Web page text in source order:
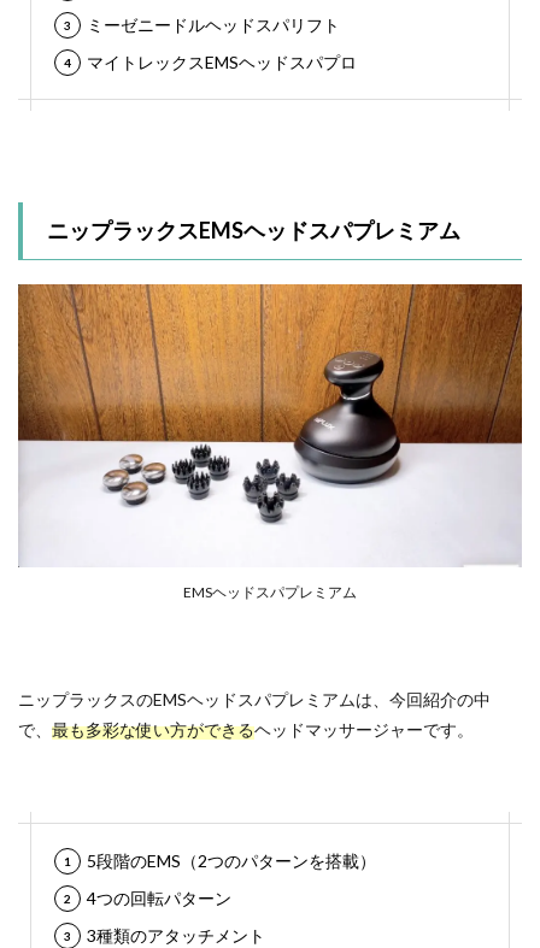
ミーゼニードルヘッドスパリフト
マイトレックスEMSヘッドスパプロ
ニップラックスEMSヘッドスパプレミアム
EMSヘッドスパプレミアム
ニップラックスのEMSヘッドスパプレミアムは、今回紹介の中
で、 最も多彩な使い方ができるヘッドマッサージャーです。
5段階のEMS（2つのパターンを搭載）
4つの回転パターン
3種類のアタッチメント